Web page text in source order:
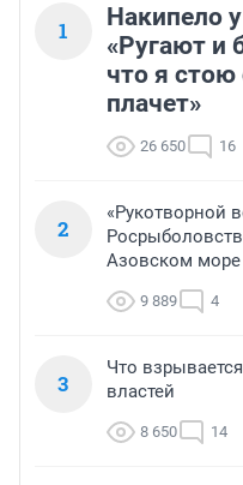
1
Накипело
«Ругают и
что я стою
плачет»
26 650 16
2
«Рукотворной
Азовском море
9 889 4
3
Что
властей
8 650 14